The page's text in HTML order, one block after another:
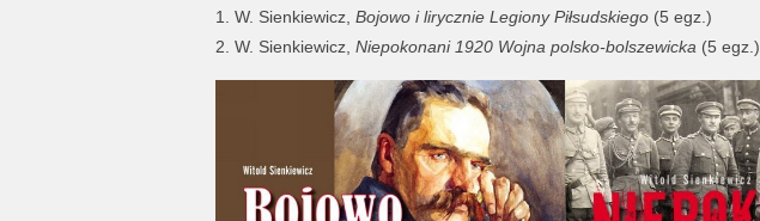
1. W. Sienkiewicz, Bojowo i lirycznie Legiony Piłsudskiego(5 egz.)
2. W. Sienkiewicz, Niepokonani 1920 Wojna polsko-bolszewicka (5 egz.)